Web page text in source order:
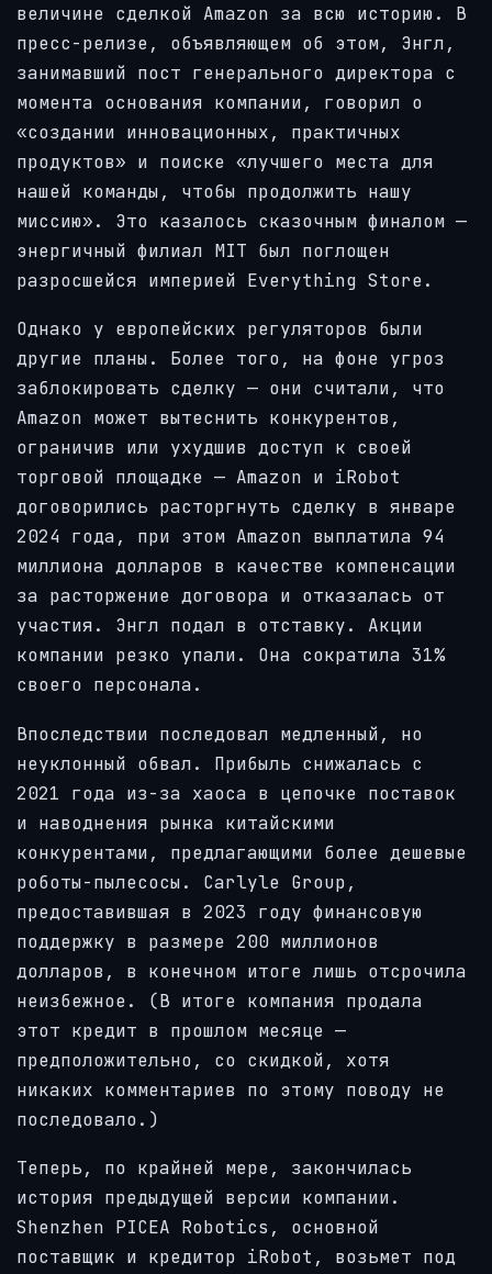
величине сделкой Amazon за всю историю. В
пресс-релизе, объявляющем об этом, Энгл,
занимавший пост генерального директора с
момента основания компании, говорил о
«создании инновационных, практичных
продуктов» и поиске «лучшего места для
нашей команды, чтобы продолжить нашу
миссию». Это казалось сказочным финалом —
энергичный филиал MIT был поглощен
разросшейся империей Everything Store.
Однако у европейских регуляторов были
другие планы. Более того, на фоне угроз
заблокировать сделку — они считали, что
Amazon может вытеснить конкурентов,
ограничив или ухудшив доступ к своей
торговой площадке — Amazon и iRobot
договорились расторгнуть сделку в январе
2024 года, при этом Amazon выплатила 94
миллиона долларов в качестве компенсации
за расторжение договора и отказалась от
участия. Энгл подал в отставку. Акции
компании резко упали. Она сократила 31%
своего персонала.
Впоследствии последовал медленный, но
неуклонный обвал. Прибыль снижалась с
2021 года из-за хаоса в цепочке поставок
и наводнения рынка китайскими
конкурентами, предлагающими более дешевые
роботы-пылесосы. Carlyle Group,
предоставившая в 2023 году финансовую
поддержку в размере 200 миллионов
долларов, в конечном итоге лишь отсрочила
неизбежное. (В итоге компания продала
этот кредит в прошлом месяце —
предположительно, со скидкой, хотя
никаких комментариев по этому поводу не
последовало.)
Теперь, по крайней мере, закончилась
история предыдущей версии компании.
Shenzhen PICEA Robotics, основной
поставщик и кредитор iRobot, возьмет под